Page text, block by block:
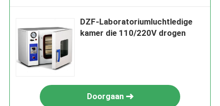
DZF-Laboratoriumluchtledige
kamer die 110/220V drogen
Doorgaan